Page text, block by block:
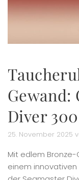
Gewand:
Diver
25. November 2025
Mit edlem
einem innovativen